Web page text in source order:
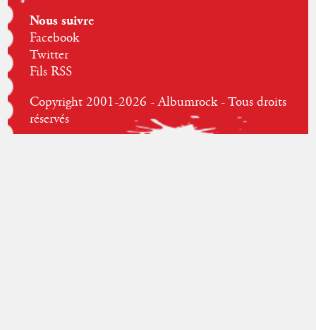
Nous suivre
Facebook
Twitter
Fils RSS
Copyright 2001-2026 - Albumrock - Tous droits
réservés